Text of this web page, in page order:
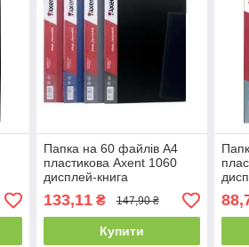
Папка на 60 файлів А4
пластикова Axent 1060
дисплей-книга
133,11₴ 147,90 ₴
Купити